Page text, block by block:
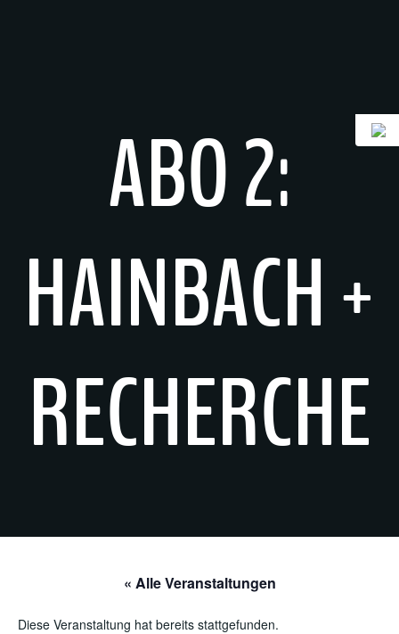
ABO 2:
HAINBACH +
RECHERCHE
« Alle Veranstaltungen
Diese Veranstaltung hat bereits stattgefunden.